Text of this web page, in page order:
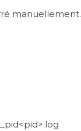
manuellement.